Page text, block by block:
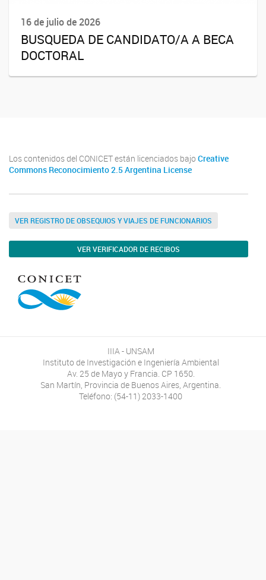
16 de julio de 2026
BUSQUEDA DE CANDIDATO/A A BECA
DOCTORAL
Los contenidos del CONICET están licenciados bajo Creative
Commons Reconocimiento 2.5 Argentina License
VER REGISTRO DE OBSEQUIOS Y VIAJES DE FUNCIONARIOS
VER VERIFICADOR DE RECIBOS
IIIA - UNSAM
Instituto de Investigación e Ingeniería Ambiental
Av. 25 de Mayo y Francia. CP 1650.
San Martín, Provincia de Buenos Aires, Argentina.
Teléfono: (54-11) 2033-1400